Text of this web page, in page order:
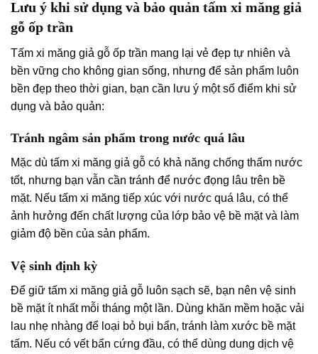
Lưu ý khi sử dụng và bảo quản tấm xi măng giả
gỗ ốp trần
Tấm xi măng giả gỗ ốp trần mang lại vẻ đẹp tự nhiên và
bền vững cho không gian sống, nhưng để sản phẩm luôn
bền đẹp theo thời gian, bạn cần lưu ý một số điểm khi sử
dụng và bảo quản:
Tránh ngâm sản phẩm trong nước quá lâu
Mặc dù tấm xi măng giả gỗ có khả năng chống thấm nước
tốt, nhưng bạn vẫn cần tránh để nước đọng lâu trên bề
mặt. Nếu tấm xi măng tiếp xúc với nước quá lâu, có thể
ảnh hưởng đến chất lượng của lớp bảo vệ bề mặt và làm
giảm độ bền của sản phẩm.
Vệ sinh định kỳ
Để giữ tấm xi măng giả gỗ luôn sạch sẽ, bạn nên vệ sinh
bề mặt ít nhất mỗi tháng một lần. Dùng khăn mềm hoặc vải
lau nhẹ nhàng để loại bỏ bụi bẩn, tránh làm xước bề mặt
tấm. Nếu có vết bẩn cứng đầu, có thể dùng dung dịch vệ